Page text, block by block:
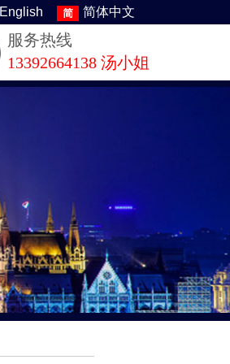
English 简体中文
服务热线
13392664138 汤小姐